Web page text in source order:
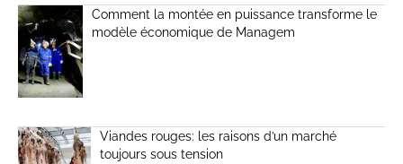
Comment la montée en puissance transforme le
modèle économique de Managem
Viandes rouges: les raisons d’un marché
toujours sous tension